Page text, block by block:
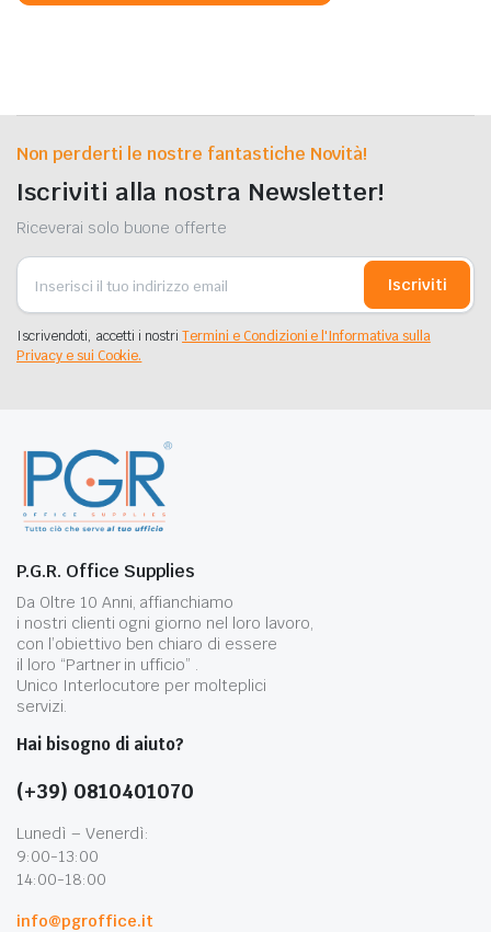
Non perderti le nostre fantastiche Novità!
Iscriviti alla nostra Newsletter!
Riceverai solo buone offerte
Iscriviti
Iscrivendoti, accetti i nostriTermini e Condizioni e l'Informativa sulla
Privacy e sui Cookie.
P.G.R. Office Supplies
Da Oltre 10 Anni, affianchiamo
i nostri clienti ogni giorno nel loro lavoro,
con l’obiettivo ben chiaro di essere
il loro “Partner in ufficio” .
Unico Interlocutore per molteplici
servizi.
Hai bisogno di aiuto?
(+39) 0810401070
Lunedì – Venerdì:
9:00-13:00
14:00-18:00
info@pgroffice.it